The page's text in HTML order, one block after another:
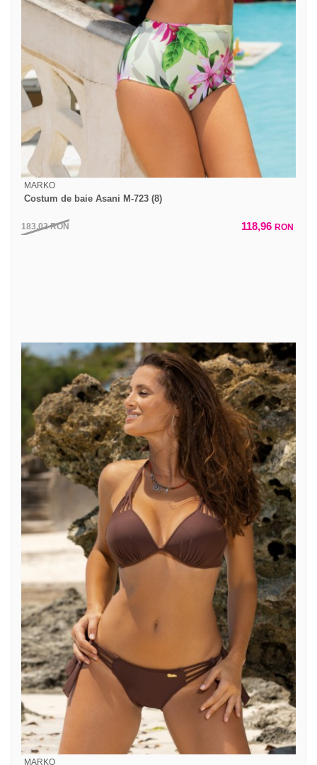
MARKO
Costum de baie Asani M-723 (8)
183,02RON 118,96 RON
MARKO